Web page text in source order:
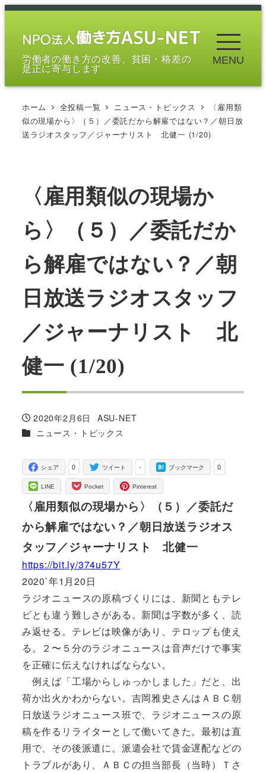
メ
労働者の働き方の改善、貧困・格差の
是正に寄与します
MENU
ホーム 全投稿一覧 ニュース・トピックス
〈雇用類
似の現場から〉（５）／委託だから解雇ではない？／朝日放
送ラジオスタッフ／ジャーナリスト 北健一 (1/20)
〈雇用類似の現場か
ら〉（５）／委託だか
ら解雇ではない？／朝
日放送ラジオスタッフ
／ジャーナリスト 北
健一 (1/20)
投稿日
2020年2月6日
著
者
ASU-NET
カテゴリー
ニュース・トピックス
0
シェア -
ツイート 0
ブックマーク
LINE Pocket Pinterest
〈雇用類似の現場から〉（５）／委託だ
から解雇ではない？／朝日放送ラジオス
タッフ／ジャーナリスト 北健一
https://bit.ly/374u57Y
2020`年1月20日
ラジオニュースの原稿づくりには、新聞ともテレ
ビとも違う難しさがある。新聞は字数が多く、読
み返せる。テレビは映像があり、テロップも使え
る。２〜５分のラジオニュースは音声だけで事実
を正確に伝えなければならない。
例えば「工場からしゅっかしました」だと、出
荷か出火かわからない。吉岡雅史さんはＡＢＣ朝
日放送ラジオニュース班で、ラジオニュースの原
稿を作るリライターとして働いてきた。最初は直
用で、その後派遣に。派遣会社で賃金遅配などの
トラブルがあり、ＡＢＣの担当部長（当時）Ｔさ